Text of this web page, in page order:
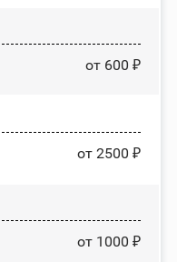
от 600 ₽
от 2500 ₽
от 1000 ₽